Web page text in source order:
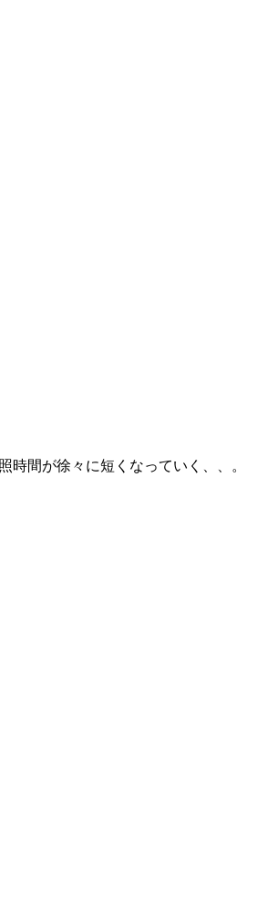
間が徐々に短くなっていく、、。